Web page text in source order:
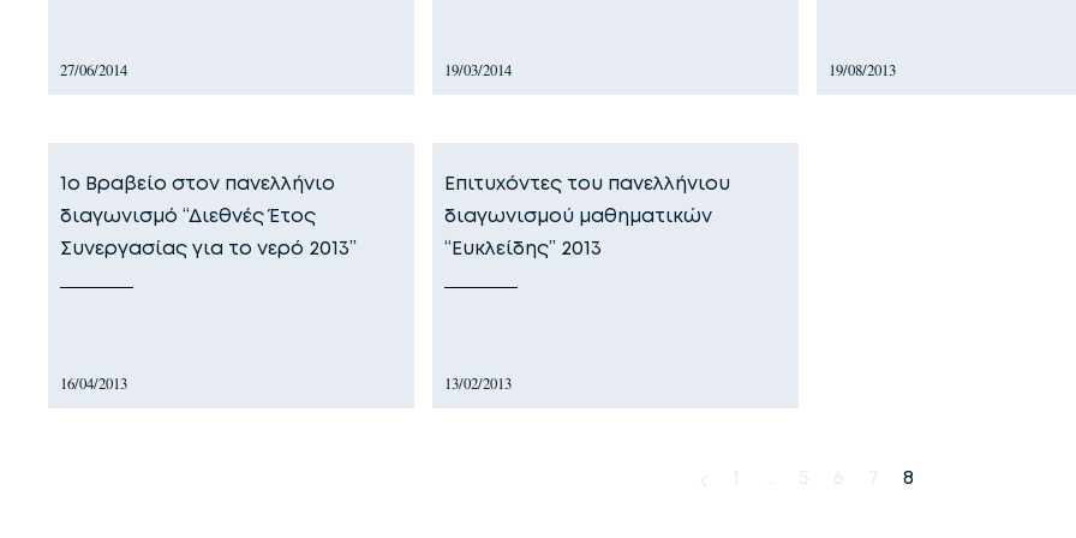
27/06/2014 19/03/2014 19/08/2013
1o Βραβείο στον πανελλήνιο
διαγωνισμό “Διεθνές Έτος
Συνεργασίας για το νερό 2013”
16/04/2013
Επιτυχόντες του πανελλήνιου
διαγωνισμού μαθηματικών
“Ευκλείδης” 2013
13/02/2013
1 … 5 6 7 8